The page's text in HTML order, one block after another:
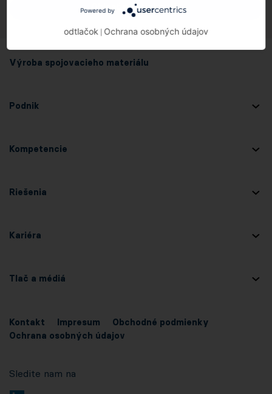
Oblasť na stiahnutie
Výroba spojovacieho materiálu
Podnik
Kompetencie
Riešenia
Kariéra
Tlač a médiá
Kontakt Impresum
Obchodné podmienky
Ochrana osobných údajov
Sledite nam na
Powered by
odtlačok Ochrana osobných údajov